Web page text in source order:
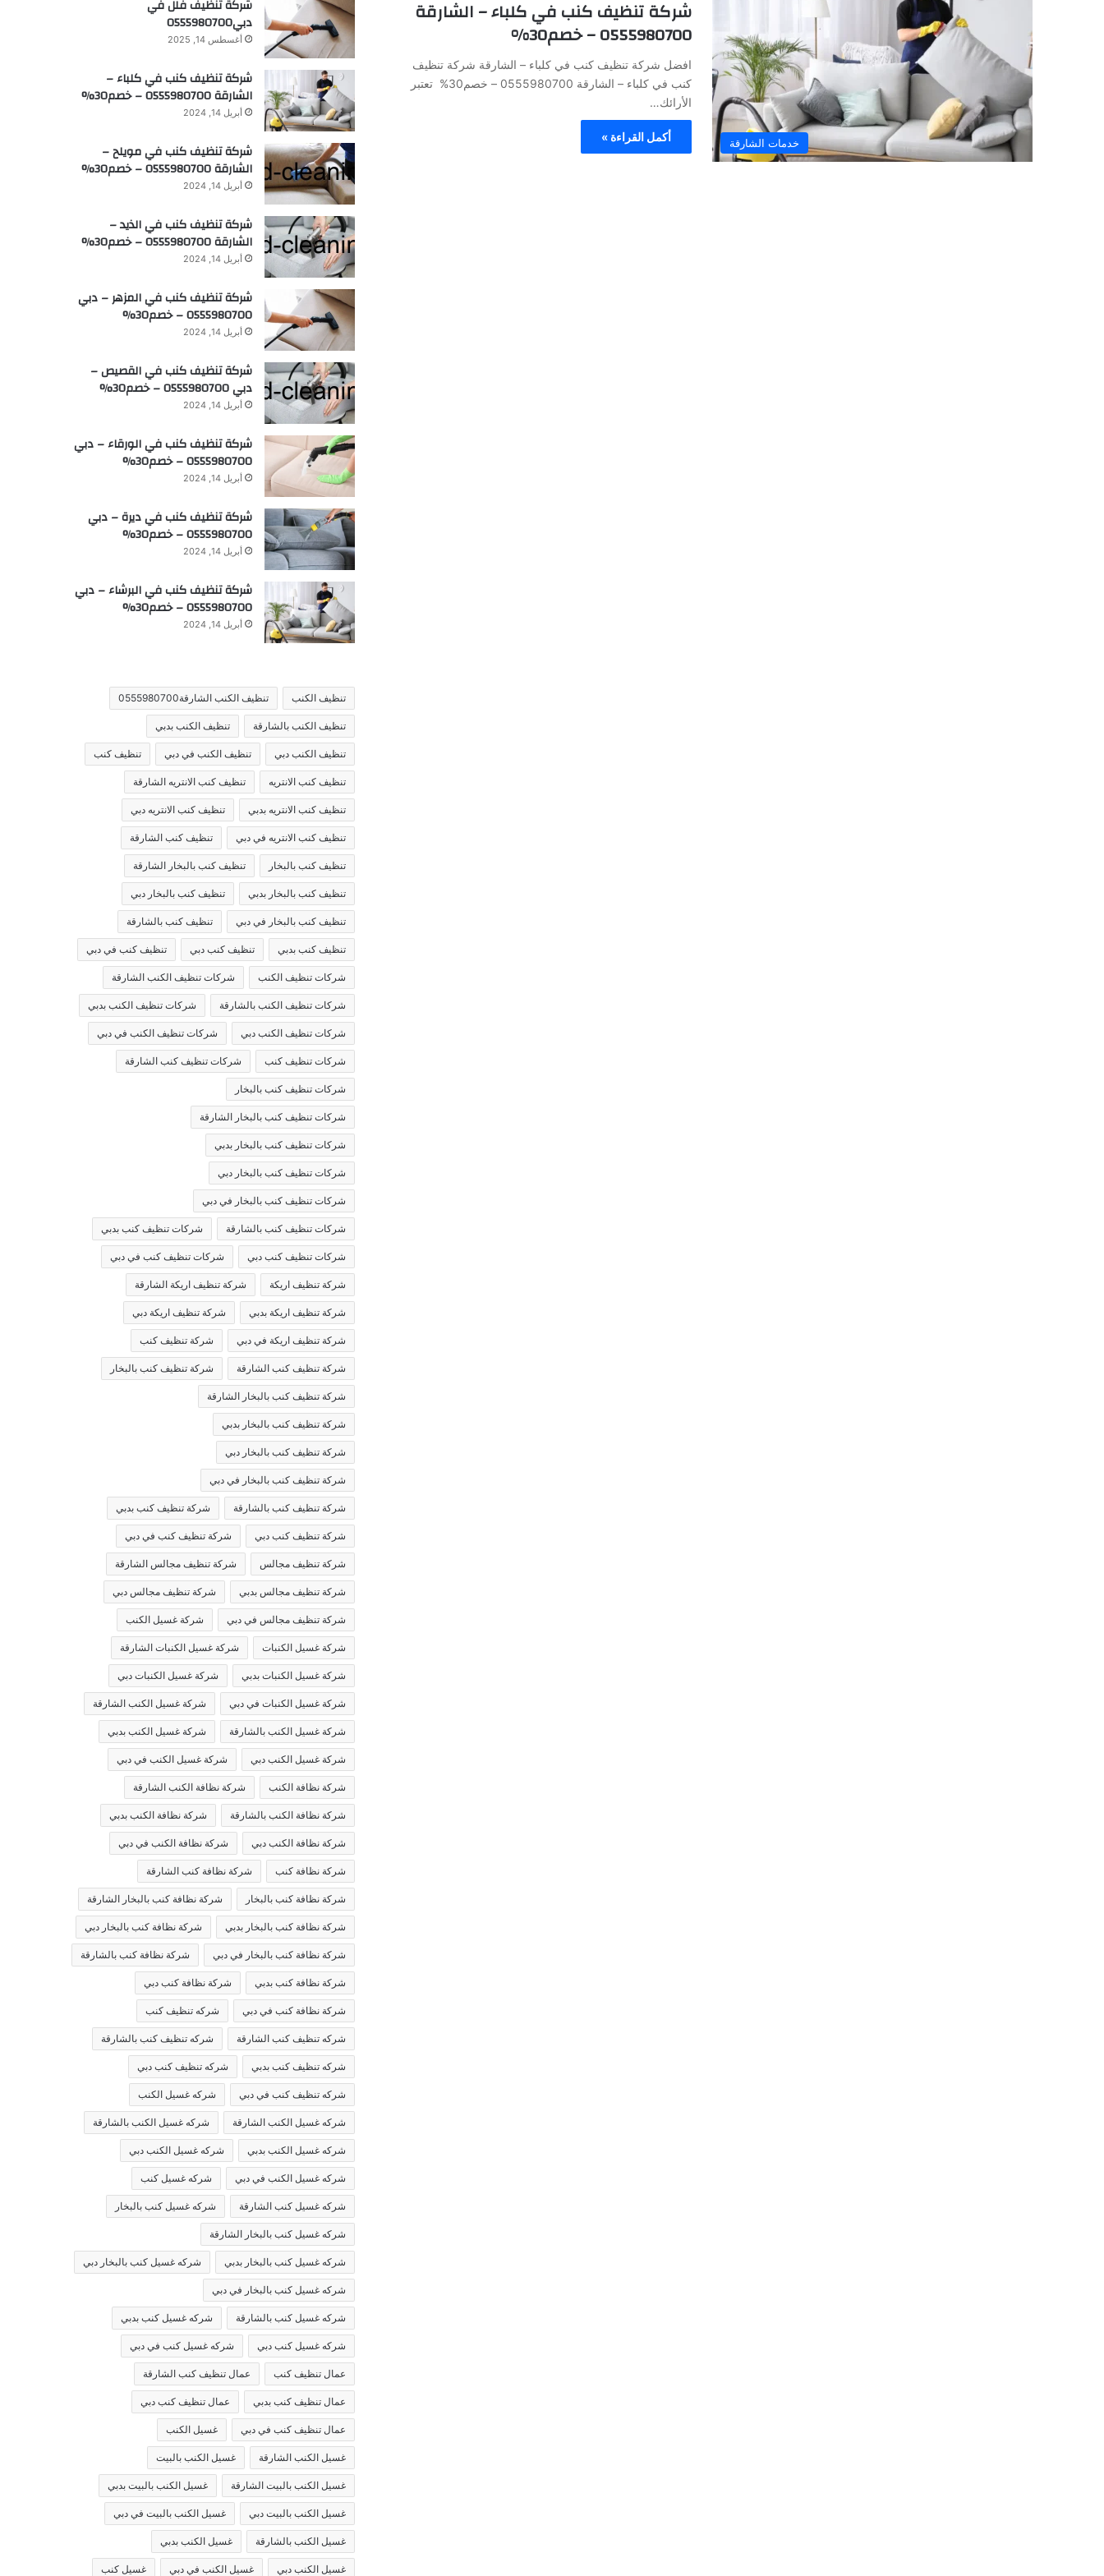
خدمات الشارقة
شركة تنظيف كنب في كلباء – الشارقة
0555980700 – خصم30%
افضل شركة تنظيف كنب في كلباء – الشارقة شركة تنظيف
كنب في كلباء – الشارقة 0555980700 – خصم30% تعتبر
الأرائك…
أكمل القراءة »
شركة تنظيف فلل في
دبي0555980700
أغسطس 14, 2025
شركة تنظيف كنب في كلباء –
الشارقة 0555980700 – خصم30%
أبريل 14, 2024
شركة تنظيف كنب في مويلح –
الشارقة 0555980700 – خصم30%
أبريل 14, 2024
شركة تنظيف كنب في الذيد –
الشارقة 0555980700 – خصم30%
أبريل 14, 2024
شركة تنظيف كنب في المزهر – دبي
0555980700 – خصم30%
أبريل 14, 2024
شركة تنظيف كنب في القصيص –
دبي 0555980700 – خصم30%
أبريل 14, 2024
شركة تنظيف كنب في الورقاء – دبي
0555980700 – خصم30%
أبريل 14, 2024
شركة تنظيف كنب في ديرة – دبي
0555980700 – خصم30%
أبريل 14, 2024
شركة تنظيف كنب في البرشاء – دبي
0555980700 – خصم30%
أبريل 14, 2024
تنظيف الكنب تنظيف الكنب الشارقة0555980700
تنظيف الكنب بالشارقة تنظيف الكنب بدبي
تنظيف الكنب دبي تنظيف الكنب في دبي تنظيف كنب
تنظيف كنب الانتريه تنظيف كنب الانتريه الشارقة
تنظيف كنب الانتريه بدبي تنظيف كنب الانتريه دبي
تنظيف كنب الانتريه في دبي تنظيف كنب الشارقة
تنظيف كنب بالبخار تنظيف كنب بالبخار الشارقة
تنظيف كنب بالبخار بدبي تنظيف كنب بالبخار دبي
تنظيف كنب بالبخار في دبي تنظيف كنب بالشارقة
تنظيف كنب بدبي تنظيف كنب دبي تنظيف كنب في دبي
شركات تنظيف الكنب شركات تنظيف الكنب الشارقة
شركات تنظيف الكنب بالشارقة شركات تنظيف الكنب بدبي
شركات تنظيف الكنب دبي شركات تنظيف الكنب في دبي
شركات تنظيف كنب شركات تنظيف كنب الشارقة
شركات تنظيف كنب بالبخار
شركات تنظيف كنب بالبخار الشارقة
شركات تنظيف كنب بالبخار بدبي
شركات تنظيف كنب بالبخار دبي
شركات تنظيف كنب بالبخار في دبي
شركات تنظيف كنب بالشارقة شركات تنظيف كنب بدبي
شركات تنظيف كنب دبي شركات تنظيف كنب في دبي
شركة تنظيف اريكة شركة تنظيف اريكة الشارقة
شركة تنظيف اريكة بدبي شركة تنظيف اريكة دبي
شركة تنظيف اريكة في دبي شركة تنظيف كنب
شركة تنظيف كنب الشارقة شركة تنظيف كنب بالبخار
شركة تنظيف كنب بالبخار الشارقة
شركة تنظيف كنب بالبخار بدبي
شركة تنظيف كنب بالبخار دبي
شركة تنظيف كنب بالبخار في دبي
شركة تنظيف كنب بالشارقة شركة تنظيف كنب بدبي
شركة تنظيف كنب دبي شركة تنظيف كنب في دبي
شركة تنظيف مجالس شركة تنظيف مجالس الشارقة
شركة تنظيف مجالس بدبي شركة تنظيف مجالس دبي
شركة تنظيف مجالس في دبي شركة غسيل الكنب
شركة غسيل الكنبات شركة غسيل الكنبات الشارقة
شركة غسيل الكنبات بدبي شركة غسيل الكنبات دبي
شركة غسيل الكنبات في دبي شركة غسيل الكنب الشارقة
شركة غسيل الكنب بالشارقة شركة غسيل الكنب بدبي
شركة غسيل الكنب دبي شركة غسيل الكنب في دبي
شركة نظافة الكنب شركة نظافة الكنب الشارقة
شركة نظافة الكنب بالشارقة شركة نظافة الكنب بدبي
شركة نظافة الكنب دبي شركة نظافة الكنب في دبي
شركة نظافة كنب شركة نظافة كنب الشارقة
شركة نظافة كنب بالبخار شركة نظافة كنب بالبخار الشارقة
شركة نظافة كنب بالبخار بدبي شركة نظافة كنب بالبخار دبي
شركة نظافة كنب بالبخار في دبي شركة نظافة كنب بالشارقة
شركة نظافة كنب بدبي شركة نظافة كنب دبي
شركة نظافة كنب في دبي شركه تنظيف كنب
شركه تنظيف كنب الشارقة شركه تنظيف كنب بالشارقة
شركه تنظيف كنب بدبي شركه تنظيف كنب دبي
شركه تنظيف كنب في دبي شركه غسيل الكنب
شركه غسيل الكنب الشارقة شركه غسيل الكنب بالشارقة
شركه غسيل الكنب بدبي شركه غسيل الكنب دبي
شركه غسيل الكنب في دبي شركه غسيل كنب
شركه غسيل كنب الشارقة شركه غسيل كنب بالبخار
شركه غسيل كنب بالبخار الشارقة
شركه غسيل كنب بالبخار بدبي شركه غسيل كنب بالبخار دبي
شركه غسيل كنب بالبخار في دبي
شركه غسيل كنب بالشارقة شركه غسيل كنب بدبي
شركه غسيل كنب دبي شركه غسيل كنب في دبي
عمال تنظيف كنب عمال تنظيف كنب الشارقة
عمال تنظيف كنب بدبي عمال تنظيف كنب دبي
عمال تنظيف كنب في دبي غسيل الكنب
غسيل الكنب الشارقة غسيل الكنب بالبيت
غسيل الكنب بالبيت الشارقة غسيل الكنب بالبيت بدبي
غسيل الكنب بالبيت دبي غسيل الكنب بالبيت في دبي
غسيل الكنب بالشارقة غسيل الكنب بدبي
غسيل الكنب دبي غسيل الكنب في دبي غسيل كنب